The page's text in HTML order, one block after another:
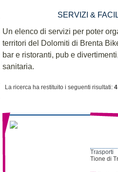
SERVIZI &
Un elenco di servizi per poter
territori del Dolomiti di Brenta
bar e ristoranti, pub e
sanitaria.
La ricerca ha restituito i seguenti risultati: 4
Trasporti
Tione di